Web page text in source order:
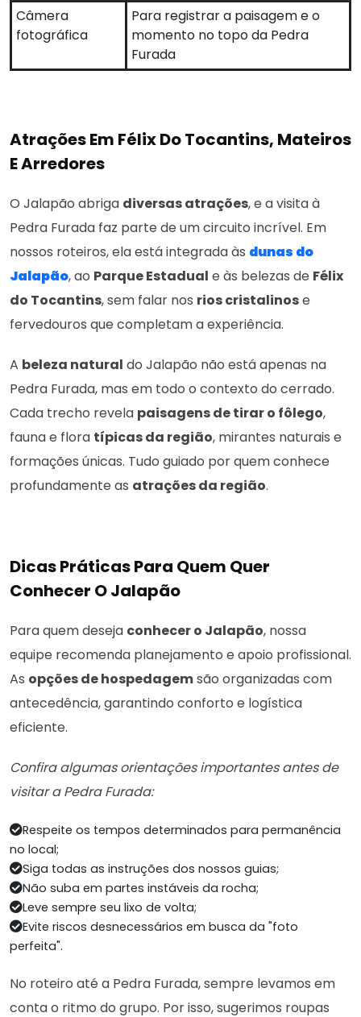
Câmera
fotográfica
Para registrar a paisagem e o
momento no topo da Pedra
Furada
Atrações Em Félix Do Tocantins, Mateiros
E Arredores
O Jalapão abriga diversas atrações, e a visita à
Pedra Furada faz parte de um circuito incrível. Em
nossos roteiros, ela está integrada às dunas do
Jalapão, ao Parque Estadual e às belezas de Félix
do Tocantins, sem falar nos rios cristalinose
fervedouros que completam a experiência.
A beleza natural do Jalapão não está apenas na
Pedra Furada, mas em todo o contexto do cerrado.
Cada trecho revela paisagens de tirar o fôlego,
fauna e flora típicas da região, mirantes naturais e
formações únicas. Tudo guiado por quem conhece
profundamente as atrações da região.
Dicas Práticas Para Quem Quer
Conhecer O Jalapão
Para quem deseja conhecer o Jalapão, nossa
equipe recomenda planejamento e apoio profissional.
As opções de hospedagemsão organizadas com
antecedência, garantindo conforto e logística
eficiente.
Confira algumas orientações importantes antes de
visitar a Pedra Furada:
Respeite os tempos determinados para permanência
no local;
Siga todas as instruções dos nossos guias;
Não suba em partes instáveis da rocha;
Leve sempre seu lixo de volta;
Evite riscos desnecessários em busca da "foto
perfeita".
No roteiro até a Pedra Furada, sempre levamos em
conta o ritmo do grupo. Por isso, sugerimos roupas